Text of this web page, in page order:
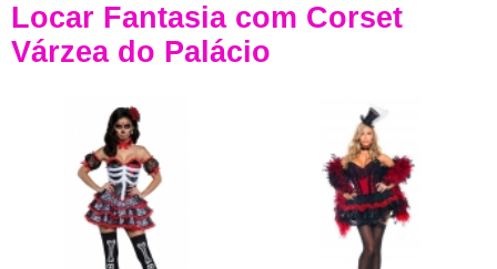
Locar Fantasia com Corset
Várzea do Palácio